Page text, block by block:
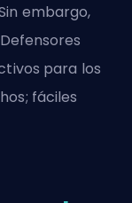
embargo,
para los
fáciles